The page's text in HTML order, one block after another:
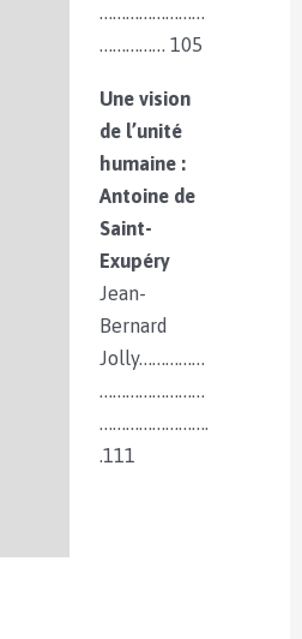
……………………
…………… 105
Une vision
de l’unité
humaine :
Antoine de
Saint-
Exupéry
Jean-
Bernard
Jolly……………
……………………
…………………….
.111